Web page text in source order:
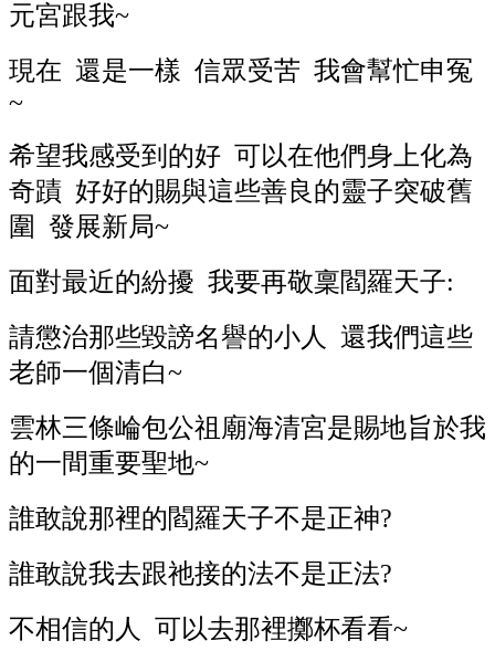
元宮跟我~
現在 還是一樣 信眾受苦 我會幫忙申冤
~
希望我感受到的好 可以在他們身上化為
奇蹟 好好的賜與這些善良的靈子突破舊
圍 發展新局~
面對最近的紛擾 我要再敬稟閻羅天子:
請懲治那些毀謗名譽的小人 還我們這些
老師一個清白~
雲林三條崘包公祖廟海清宮是賜地旨於我
的一間重要聖地~
誰敢說那裡的閻羅天子不是正神?
誰敢說我去跟祂接的法不是正法?
不相信的人 可以去那裡擲杯看看~